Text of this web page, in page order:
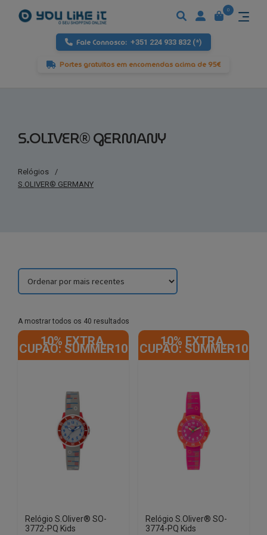
Fale Connosco: +351 224 933 832 (*)
Portes gratuitos em encomendas acima de 95€
0
S.OLIVER® GERMANY
Relógios
/
S.OLIVER® GERMANY
A mostrar todos os 40 resultados
latest
10% EXTRA,
CUPÃO: SUMMER10
Relógio S.Oliver® SO-
3772-PQ Kids
10% EXTRA,
CUPÃO: SUMMER10
Relógio S.Oliver® SO-
3774-PQ Kids